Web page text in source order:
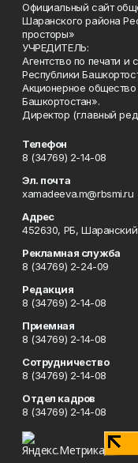
Официальный сайт
Шаранского района
просторы»
УЧРЕДИТЕЛЬ:
Агентство по печати
Республики
Акционерное
Башкортостан».
Директор (главный
Телефон
8 (34769) 2-14-08
Эл. почта
xamadeeva.m@rbsmi.ru
Адрес
452630, РБ, Шаранский
Рекламная служба
8 (34769) 2-24-09
Редакция
8 (34769) 2-14-08
Приемная
8 (34769) 2-14-08
Сотрудничество
8 (34769) 2-14-08
Отдел кадров
8 (34769) 2-14-08